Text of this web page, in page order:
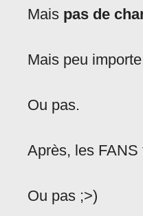
Mais pas de
Mais peu
Ou pas.
Après, les FANS
Ou pas ;>)